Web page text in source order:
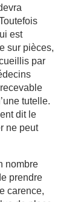
est
sur pièces,
par
tutelle.
dit le
ne peut
nombre
prendre
carence,